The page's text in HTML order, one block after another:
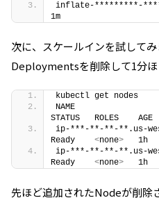
inflate-
1m
次に、スケールインを試して
Deploymentsを削除して1分ほ
kubectl get nodes
NAME
STATUS   ROLES
ip-***-**-**-**.us-
Ready <none>
1h
ip-***-**-**-**.us-
Ready <none>
1h
先ほど追加されたNodeが削除